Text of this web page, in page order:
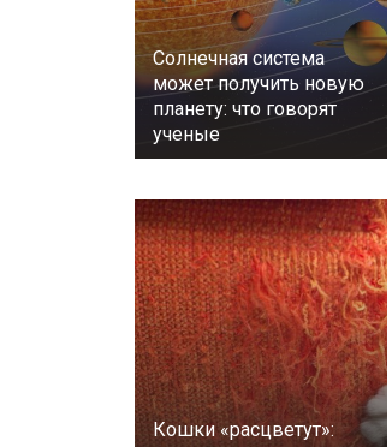
Солнечная система
может получить новую
планету: что говорят
ученые
Кошки «расцветут»: